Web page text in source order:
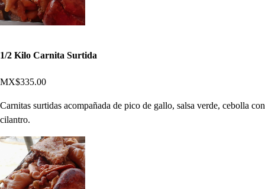
1/2 Kilo Carnita Surtida
MX$335.00
Carnitas surtidas acompañada de pico de gallo, salsa verde, cebolla con
cilantro.